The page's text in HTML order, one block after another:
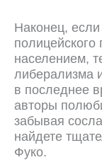
Наконец,
полицейского
населением,
либерализма
в последнее
авторы
забывая
найдете
Фуко.